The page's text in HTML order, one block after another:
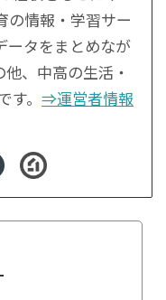
の情報・学習サー
ータをまとめなが
、中高の生活・
。 ⇒運営者情報